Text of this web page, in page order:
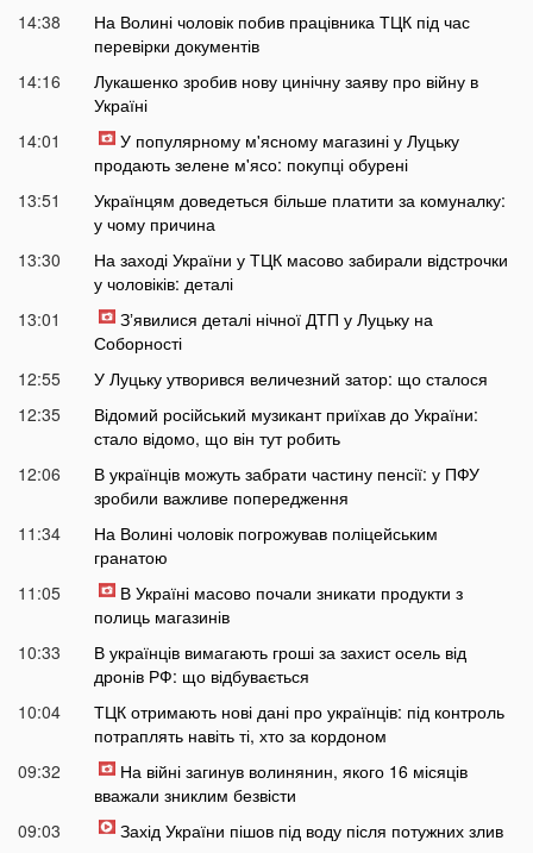
14:38
На Волині чоловік побив працівника ТЦК під час
перевірки документів
14:16
Лукашенко зробив нову цинічну заяву про війну в
Україні
14:01
У популярному м'ясному магазині у Луцьку
продають зелене м'ясо: покупці обурені
13:51
Українцям доведеться більше платити за комуналку:
у чому причина
13:30
На заході України у ТЦК масово забирали відстрочки
у чоловіків: деталі
13:01
Зʼявилися деталі нічної ДТП у Луцьку на
Соборності
12:55
У Луцьку утворився величезний затор: що сталося
12:35
Відомий російський музикант приїхав до України:
стало відомо, що він тут робить
12:06
В українців можуть забрати частину пенсії: у ПФУ
зробили важливе попередження
11:34
На Волині чоловік погрожував поліцейським
гранатою
11:05
В Україні масово почали зникати продукти з
полиць магазинів
10:33
В українців вимагають гроші за захист осель від
дронів РФ: що відбувається
10:04
ТЦК отримають нові дані про українців: під контроль
потраплять навіть ті, хто за кордоном
09:32
На війні загинув волинянин, якого 16 місяців
вважали зниклим безвісти
09:03
Захід України пішов під воду після потужних злив